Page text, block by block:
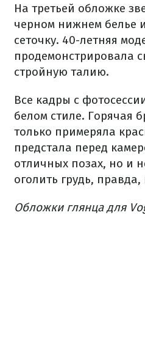
На третьей обложке
черном нижнем белье
сеточку. 40-летняя
продемонстрировала
стройную талию.
Все кадры с
белом стиле. Горячая
только примеряла
предстала перед
отличных позах, но и
оголить грудь,
Обложки глянца для